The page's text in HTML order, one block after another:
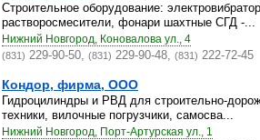
Строительное оборудование:
растворосмесители, фонари шахтные СГД -...
Нижний Новгород, Коновалова ул., 4
(831) 229-90-50, (831) 229-90-48, (831) 222-72-45
Кондор, фирма, ООО
Гидроцилиндры и РВД для строительно-
техники, вилочные погрузчики, самосва...
Нижний Новгород, Порт-Артурская ул., 1